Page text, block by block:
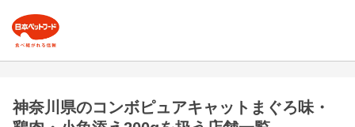
神奈川県のコンボピュアキャットまぐろ味・